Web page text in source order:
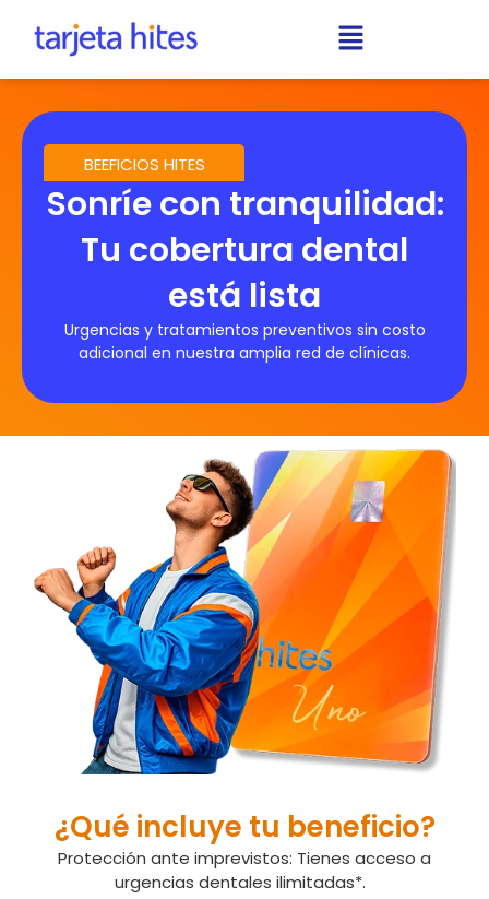
BEEFICIOS HITES
Sonríe con tranquilidad:
Tu cobertura dental
está lista
Urgencias y tratamientos preventivos sin costo
adicional en nuestra amplia red de clínicas.
¿Qué incluye tu beneficio?
Protección ante imprevistos: Tienes acceso a
urgencias dentales ilimitadas*.